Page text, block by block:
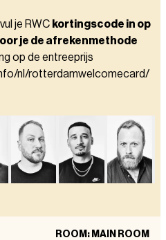
je RWC kortingscode in op
je de afrekenmethode
op de entreeprijs
nl/rotterdamwelcomecard/
ROOM: MAIN ROOM